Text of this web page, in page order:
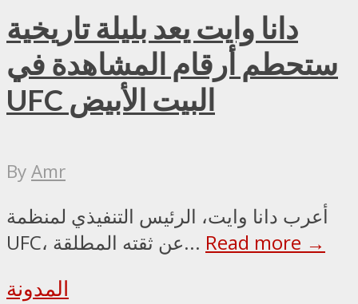
دانا وايت يعد بليلة تاريخية
ستحطم أرقام المشاهدة في
UFC البيت الأبيض
ByAmr
أعرب دانا وايت، الرئيس التنفيذي لمنظمة
UFC، عن ثقته المطلقة... Read more →
المدونة